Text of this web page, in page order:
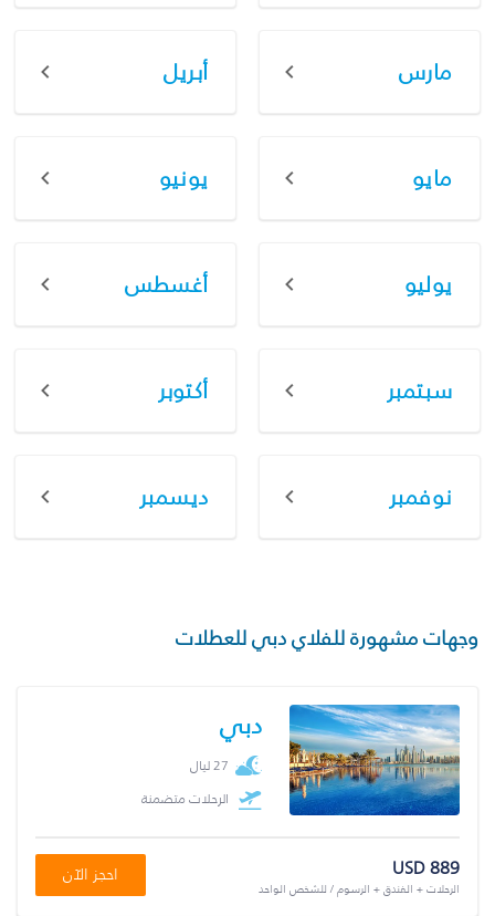
مارس أبريل
مايو يونيو
يوليو أغسطس
سبتمبر أكتوبر
نوفمبر ديسمبر
وجهات مشهورة للفلاي دبي للعطلات
دبي
27 ليال
الرحلات متضمنة
USD 889
الرحلات + الفندق + الرسوم / للشخص الواحد
احجز الآن